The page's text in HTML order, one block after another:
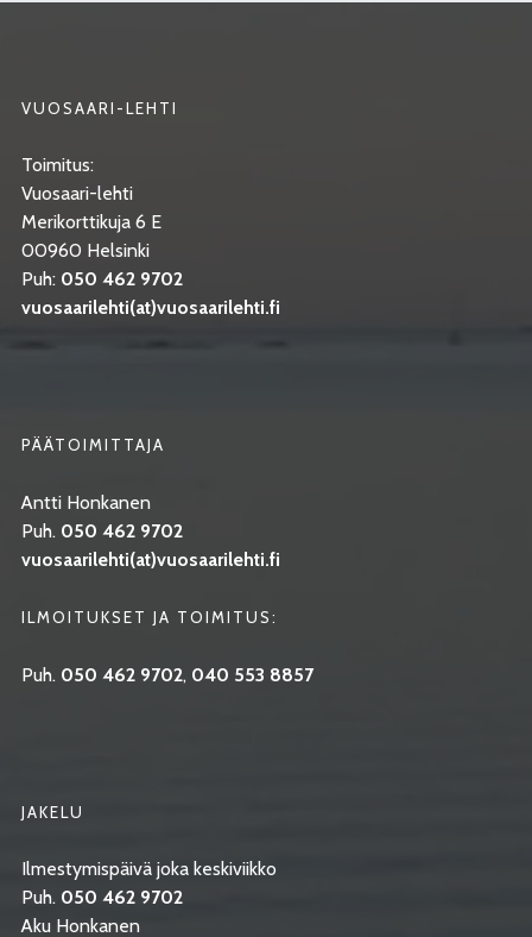
VUOSAARI-LEHTI
Toimitus:
Vuosaari-lehti
Merikorttikuja 6 E
00960 Helsinki
Puh: 050 462 9702
vuosaarilehti(at)vuosaarilehti.fi
PÄÄTOIMITTAJA
Antti Honkanen
Puh. 050 462 9702
vuosaarilehti(at)vuosaarilehti.fi
ILMOITUKSET JA TOIMITUS:
Puh. 050 462 9702, 040 553 8857
JAKELU
Ilmestymispäivä joka keskiviikko
Puh. 050 462 9702
Aku Honkanen